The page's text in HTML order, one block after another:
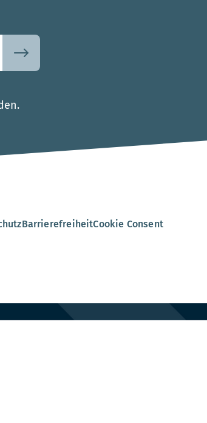
BarrierefreiheitCookie Consent